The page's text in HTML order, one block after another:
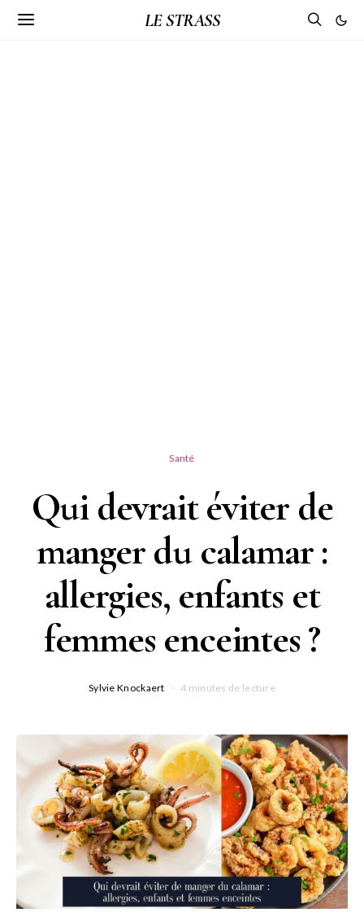
LE STRASS
Santé
Qui devrait éviter de
manger du calamar :
allergies, enfants et
femmes enceintes ?
Sylvie Knockaert 4 minutes de lecture